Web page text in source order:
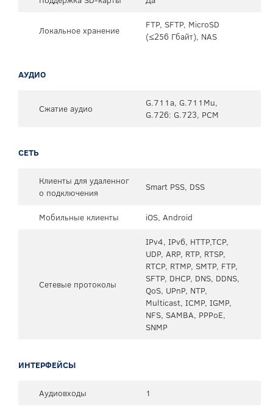
Локальное хранение
FTP, SFTP, MicroSD
(≤256 Гбайт), NAS
АУДИО
Сжатие аудио
G.711a, G.711Mu,
G.726: G.723, PCM
СЕТЬ
Клиенты для удаленног
о подключения
Smart PSS, DSS
Мобильные клиенты iOS, Android
Сетевые протоколы
IPv4, IPv6, HTTP,TCP,
UDP, ARP, RTP, RTSP,
RTCP, RTMP, SMTP, FTP,
SFTP, DHCP, DNS, DDNS,
QoS, UPnP, NTP,
Multicast, ICMP, IGMP,
NFS, SAMBA, PPPoE,
SNMP
ИНТЕРФЕЙСЫ
Аудиовходы
1